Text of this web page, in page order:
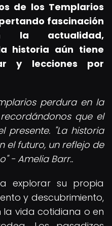
de los Templarios
fascinación
la actualidad,
historia aún tiene
y lecciones por
perdura en la
que el
presente. "La historia
el futuro, un reflejo de
- Amelia Barr..
explorar su propia
y descubrimiento,
la vida cotidiana o en